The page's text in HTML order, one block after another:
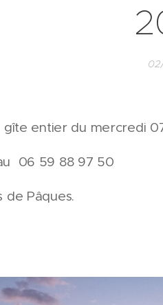
entier du mercredi
06 59 88 97 50
de Pâques.